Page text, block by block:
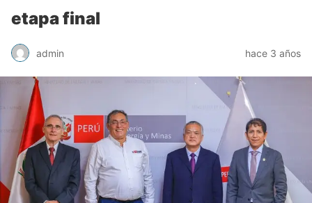
etapa final
admin hace 3 años